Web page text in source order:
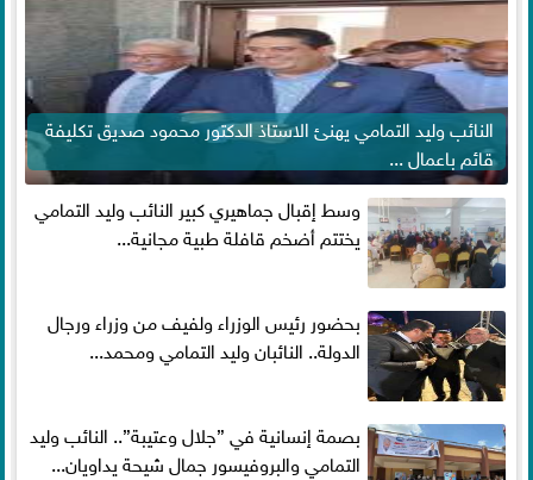
النائب وليد التمامي يهنئ الاستاذ الدكتور محمود صديق تكليفة
قائم باعمال ...
وسط إقبال جماهيري كبير النائب وليد التمامي
يختتم أضخم قافلة طبية مجانية...
بحضور رئيس الوزراء ولفيف من وزراء ورجال
الدولة.. النائبان وليد التمامي ومحمد...
بصمة إنسانية في ”جلال وعتيبة”.. النائب وليد
التمامي والبروفيسور جمال شيحة يداويان...